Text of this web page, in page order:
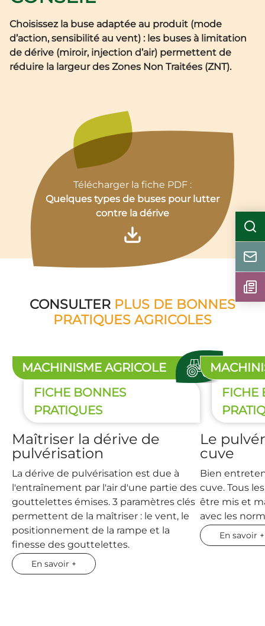
Choisissez la buse adaptée au produit (mode
d’action, sensibilité au vent) : les buses à limitation
de dérive (miroir, injection d’air) permettent de
réduire la largeur des Zones Non Traitées (ZNT).
Télécharger la fiche PDF :
Quelques types de buses pour lutter
contre la dérive
CONSULTER PLUS DE BONNES
PRATIQUES AGRICOLES
MACHINISME AGRICOLE
FICHE BONNES
PRATIQUES
Maîtriser la dérive de
pulvérisation
La dérive de pulvérisation est due à
l'entraînement par l'air d'une partie des
gouttelettes émises. 3 paramètres clés
permettent de la maîtriser : le vent, le
positionnement de la rampe et la
finesse des gouttelettes.
En savoir +
FICHE
Le
cuve
Bien
cuve. Tous
être mis et
avec les
En savoir +